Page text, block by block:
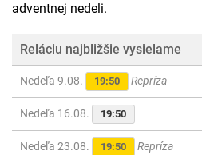
adventnej nedeli.
Reláciu najbližšie vysielame
Nedeľa 9.08. 19:50 Repríza
Nedeľa 16.08. 19:50
Nedeľa 23.08. 19:50 Repríza